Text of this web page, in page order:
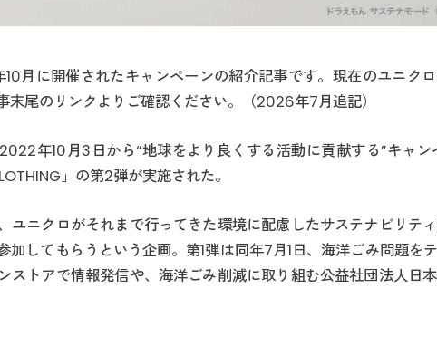
月に開催されたキャンペーンの紹介記事です。現在のユニク
末尾のリンクよりご確認ください。（2026年7月追記）
年10月3日から“地球をより良くする活動に貢献する”キャン
」の第2弾が実施された。
ユニクロがそれまで行ってきた環境に配慮したサステナビリテ
加してもらうという企画。第1弾は同年7月1日、海洋ごみ問題を
ストアで情報発信や、海洋ごみ削減に取り組む公益社団法人日